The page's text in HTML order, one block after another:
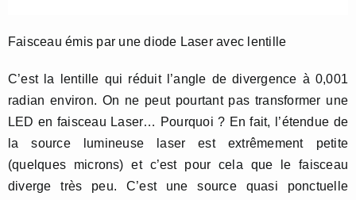
Faisceau émis par une diode Laser avec lentille
C’est la lentille qui réduit l’angle de divergence à 0,001
radian environ. On ne peut pourtant pas transformer une
LED en faisceau Laser… Pourquoi ? En fait, l’étendue de
la source lumineuse laser est extrêmement petite
(quelques microns) et c’est pour cela que le faisceau
diverge très peu. C’est une source quasi ponctuelle